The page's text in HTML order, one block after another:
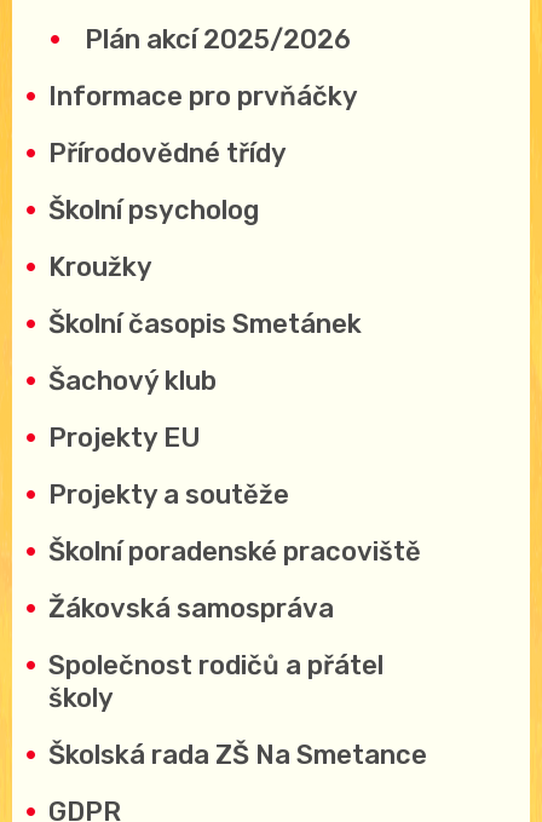
Plán akcí 2025/2026
Informace pro prvňáčky
Přírodovědné třídy
Školní psycholog
Kroužky
Školní časopis Smetánek
Šachový klub
Projekty EU
Projekty a soutěže
Školní poradenské pracoviště
Žákovská samospráva
Společnost rodičů a přátel
školy
Školská rada ZŠ Na Smetance
GDPR